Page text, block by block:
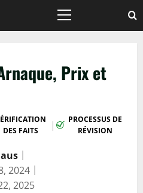
Menu
Prix et
DES FAITS
|
PROCESSUS DE
RÉVISION
2024
2025